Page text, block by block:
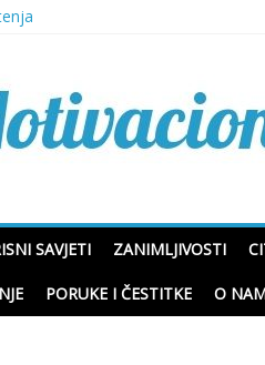
Priče
SAVJETI ZANIMLJIVOSTI
PORUKE I ČESTITKE O